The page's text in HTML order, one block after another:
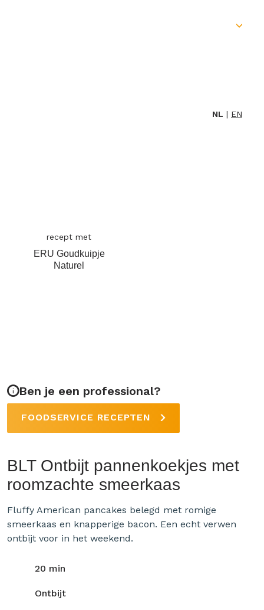
NL EN
recept met
ERU Goudkuipje
Naturel
Ben je een professional?
FOODSERVICE RECEPTEN
BLT Ontbijt pannenkoekjes met
roomzachte smeerkaas
Fluffy American pancakes belegd met romige
smeerkaas en knapperige bacon. Een echt verwen
ontbijt voor in het weekend.
20 min
Ontbijt